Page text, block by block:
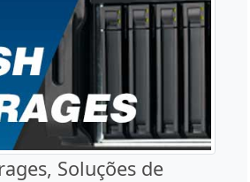
Soluções de